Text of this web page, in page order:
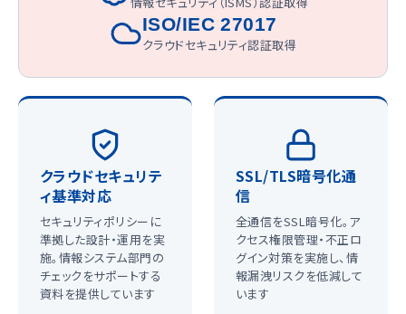
ISO/IEC 27017
クラウドセキュリティ認証取得
クラウドセキュリテ
ィ基準対応
セキュリティポリシーに
準拠した設計・運用を実
施。情報システム部門の
チェックをサポートする
資料を提供しています
SSL/TLS暗号化通
信
全通信をSSL暗号化。ア
クセス権限管理・不正ロ
グイン対策を実施し、情
報漏洩リスクを低減して
います